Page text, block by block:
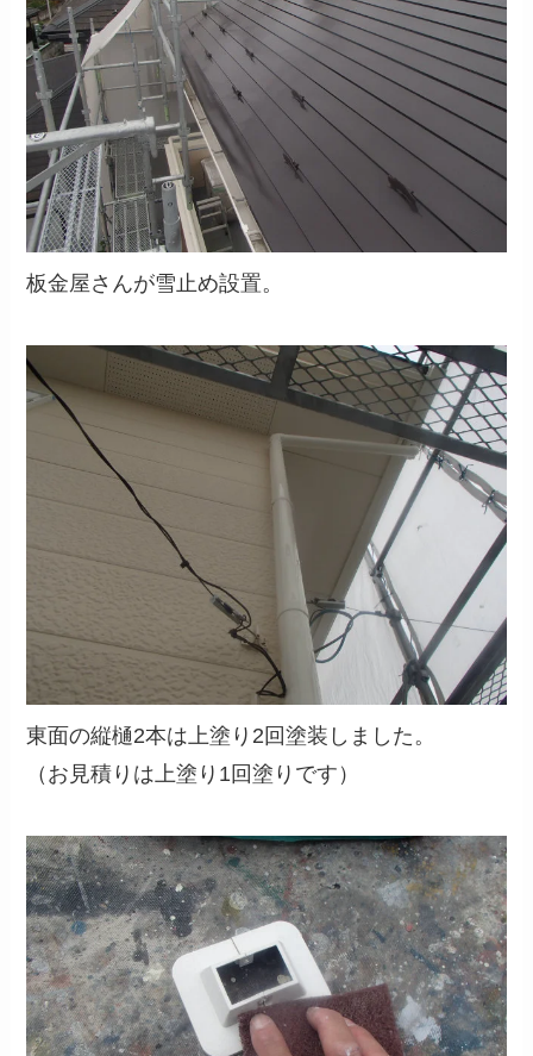
板金屋さんが雪止め設置。
東面の縦樋2本は上塗り2回塗装しました。
（お見積りは上塗り1回塗りです）